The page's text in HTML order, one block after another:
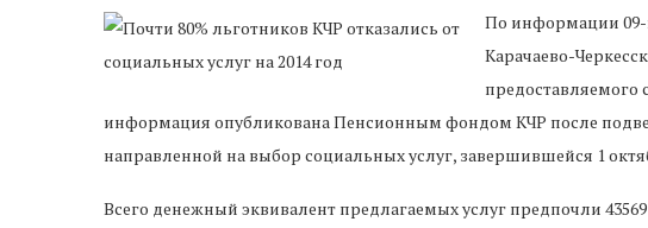
По информации 09-
Карачаево-
предоставляемого
информация опубликована Пенсионным фондом КЧР после
направленной на выбор социальных услуг, завершившейся 1
Всего денежный эквивалент предлагаемых услуг предпочли